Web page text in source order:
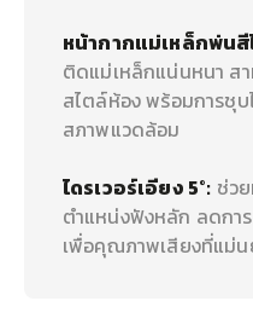
หน้ากากแม่เหล็กพ่นสี
ติดแม่เหล็กแน่นหนา ส
สไตล์ห้อง พร้อมการชุ
สภาพแวดล้อม
ไดรเวอร์เอียง 5°: ช่ว
ตำแหน่งฟังหลัก ลดกา
เพื่อคุณภาพเสียงที่แม่น